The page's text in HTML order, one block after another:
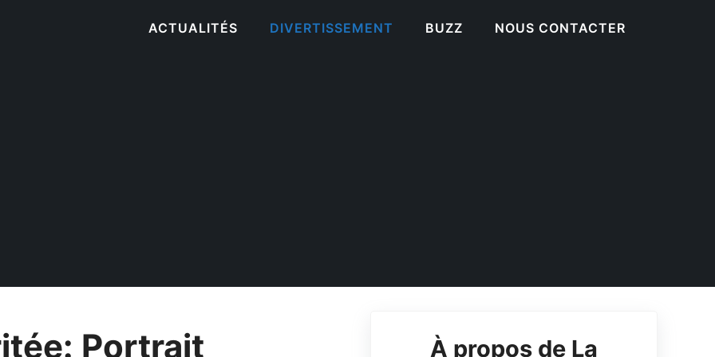
ACTUALITÉS DIVERTISSEMENT BUZZ NOUS CONTACTER
Portrait
À propos de La